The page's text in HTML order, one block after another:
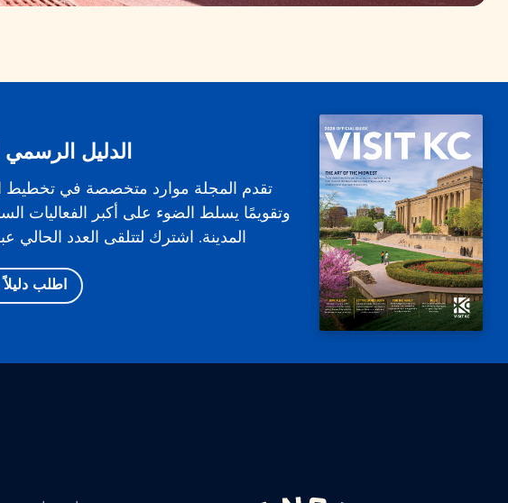
الدليل الرسمي
تقدم المجلة موارد متخصصة في تخطيط
وتقويمًا يسلط الضوء على أكبر الفعاليات
المدينة. اشترك لتتلقى العدد الحالي
اطلب دليلاً